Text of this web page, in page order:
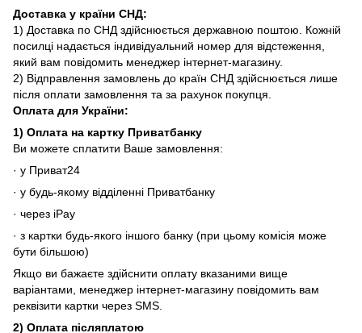
Доставка у країни СНД:
1) Доставка по СНД здійснюється державною поштою. Кожній
посилці надається індивідуальний номер для відстеження,
який вам повідомить менеджер інтернет-магазину.
2) Відправлення замовлень до країн СНД здійснюється лише
після оплати замовлення та за рахунок покупця.
Оплата для України:
1) Оплата на картку Приватбанку
Ви можете сплатити Ваше замовлення:
· у Приват24
· у будь-якому відділенні Приватбанку
· через iPay
· з картки будь-якого іншого банку (при цьому комісія може
бути більшою)
Якщо ви бажаєте здійснити оплату вказаними вище
варіантами, менеджер інтернет-магазину повідомить вам
реквізити картки через SMS.
2) Оплата післяплатою